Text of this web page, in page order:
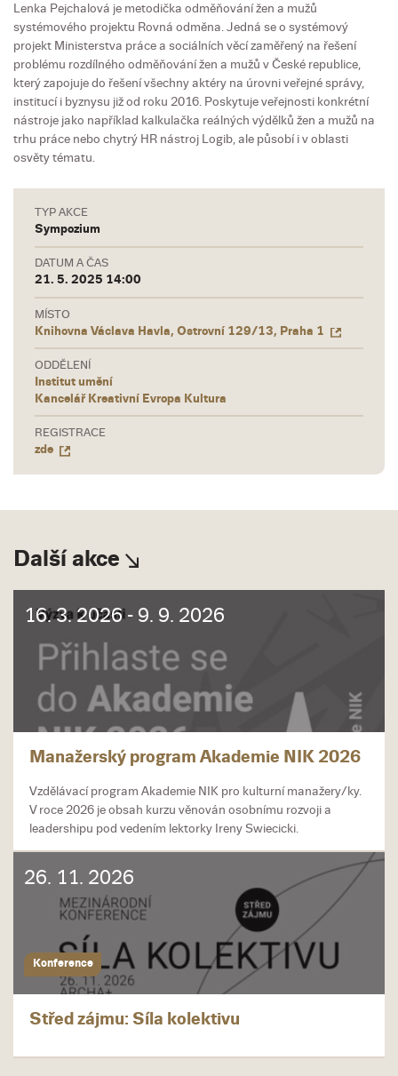
Lenka Pejchalová je metodička odměňování žen a mužů
systémového projektu Rovná odměna. Jedná se o systémový
projekt Ministerstva práce a sociálních věcí zaměřený na řešení
problému rozdílného odměňování žen a mužů v České republice,
který zapojuje do řešení všechny aktéry na úrovni veřejné správy,
institucí i byznysu již od roku 2016. Poskytuje veřejnosti konkrétní
nástroje jako například kalkulačka reálných výdělků žen a mužů na
trhu práce nebo chytrý HR nástroj Logib, ale působí i v oblasti
osvěty tématu.
TYP AKCE
Sympozium
DATUM A ČAS
21. 5. 2025 14:00
MÍSTO
Knihovna Václava Havla, Ostrovní 129/13, Praha 1
ODDĚLENÍ
Institut umění
Kancelář Kreativní Evropa Kultura
REGISTRACE
zde
Další akce
16. 3. 2026 - 9. 9. 2026
Manažerský program Akademie NIK 2026
Vzdělávací program Akademie NIK pro kulturní manažery/ky.
V roce 2026 je obsah kurzu věnován osobnímu rozvoji a
leadershipu pod vedením lektorky Ireny Swiecicki.
26. 11. 2026
Konference
Střed zájmu: Síla kolektivu